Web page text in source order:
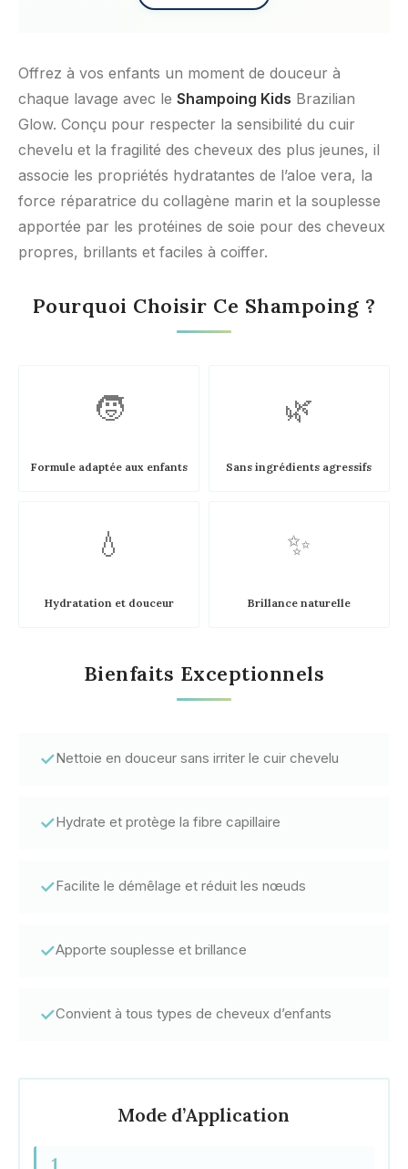
Offrez à vos enfants un moment de douceur à
chaque lavage avec leShampoing Kids Brazilian
Glow. Conçu pour respecter la sensibilité du cuir
chevelu et la fragilité des cheveux des plus jeunes, il
associe les propriétés hydratantes de l’aloe vera, la
force réparatrice du collagène marin et la souplesse
apportée par les protéines de soie pour des cheveux
propres, brillants et faciles à coiffer.
Pourquoi Choisir Ce Shampoing ?
🧒
Formule adaptée aux enfants
🌿
Sans ingrédients agressifs
💧
Hydratation et douceur
✨
Brillance naturelle
Bienfaits Exceptionnels
✓Nettoie en douceur sans irriter le cuir chevelu
✓Hydrate et protège la fibre capillaire
✓Facilite le démêlage et réduit les nœuds
✓Apporte souplesse et brillance
✓Convient à tous types de cheveux d’enfants
Mode d’Application
1